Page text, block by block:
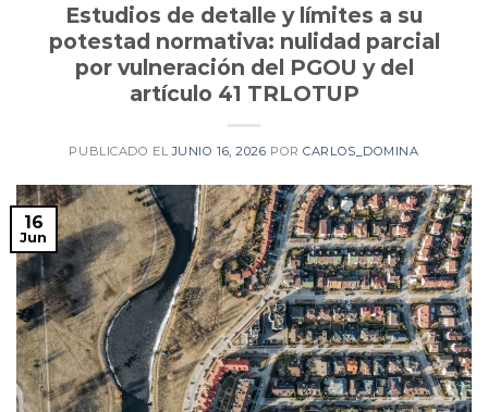
Estudios de detalle y límites a su
potestad normativa: nulidad parcial
por vulneración del PGOU y del
artículo 41 TRLOTUP
PUBLICADO ELJUNIO 16, 2026 PORCARLOS_DOMINA
16
Jun